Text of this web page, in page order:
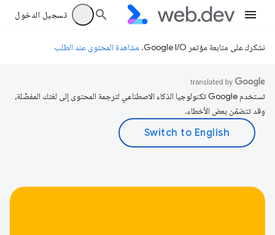
تسجيل الدخول
نشكرك على متابعة مؤتمر Google I/O. مشاهدة المحتوى عند الطلب
تستخدم Google تكنولوجيا الذكاء الاصطناعي لترجمة المحتوى إلى لغتك المفضّلة،
وقد تتضمّن بعض الأخطاء.